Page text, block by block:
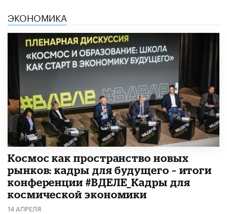
ЭКОНОМИКА
Космос как пространство новых
рынков: кадры для будущего – итоги
конференции #ВДЕЛЕ_Кадры для
космической экономики
14 АПРЕЛЯ